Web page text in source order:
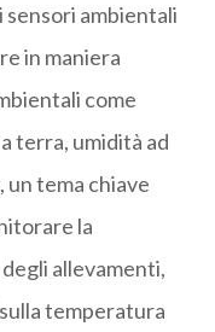
sensori ambientali
in maniera
come
terra, umidità ad
un tema chiave
la
allevamenti,
temperatura